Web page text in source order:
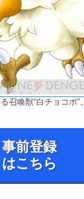
召喚獣“白チョコボ”。
事前登録
はこちら